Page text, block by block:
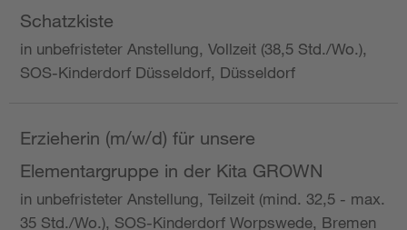
Schatzkiste
in unbefristeter Anstellung, Vollzeit (38,5 Std./Wo.),
SOS-Kinderdorf Düsseldorf, Düsseldorf
Erzieherin (m/w/d) für unsere
Elementargruppe in der Kita GROWN
in unbefristeter Anstellung, Teilzeit (mind. 32,5 - max.
35 Std./Wo.), SOS-Kinderdorf Worpswede, Bremen